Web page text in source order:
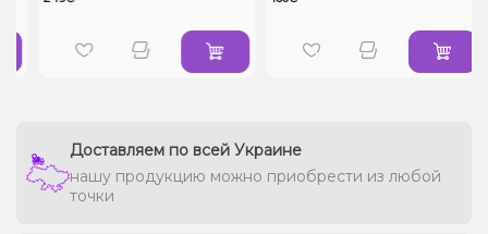
Доставляем по всей Украине
нашу продукцию можно приобрести из любой
точки